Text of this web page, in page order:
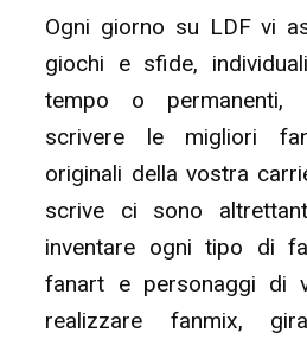
Ogni giorno su LDF vi
giochi e sfide,
tempo o permanenti,
scrivere le migliori
originali della vostra
scrive ci sono
inventare ogni tipo di
fanart e personaggi di
realizzare fanmix,